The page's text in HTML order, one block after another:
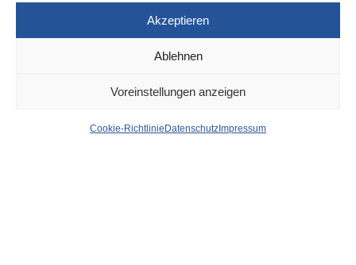
Akzeptieren
Ablehnen
Voreinstellungen anzeigen
Cookie-Richtlinie Datenschutz Impressum
Düsseldorf Headlines,
Mittwoch, 30.08.2023
WOLFGANG OSINSKI